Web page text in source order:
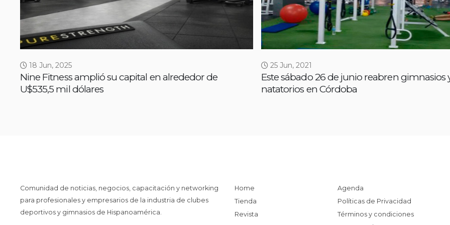
18 Jun, 2025
Nine Fitness amplió su capital en alrededor de
U$535,5 mil dólares
25 Jun, 2021
Este sábado 26 de junio reabren gimnasios
natatorios en Córdoba
Comunidad de noticias, negocios, capacitación y networking
para profesionales y empresarios de la industria de clubes
deportivos y gimnasios de Hispanoamérica.
Home
Tienda
Revista
Agenda
Políticas de Privacidad
Términos y condiciones